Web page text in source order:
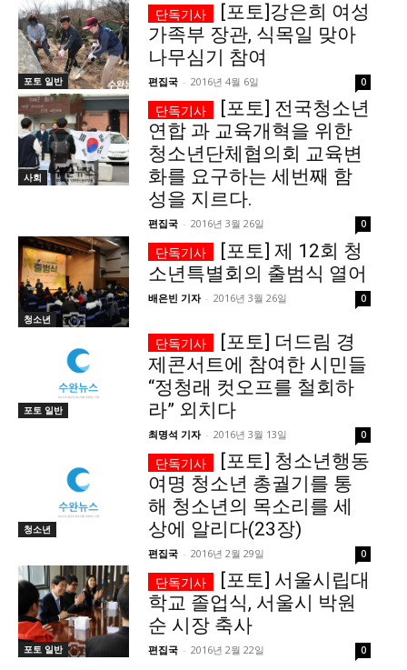
포토 일반
[포토]강은희 여성
가족부 장관, 식목일 맞아
나무심기 참여
편집국 - 2016년 4월 6일 0
사회
[포토] 전국청소년
연합 과 교육개혁을 위한
청소년단체협의회 교육변
화를 요구하는 세번째 함
성을 지르다.
편집국 - 2016년 3월 26일 0
청소년
[포토] 제 12회 청
소년특별회의 출범식 열어
배은빈 기자 - 2016년 3월 26일 0
포토 일반
[포토] 더드림 경
제콘서트에 참여한 시민들
“정청래 컷오프를 철회하
라” 외치다
최명석 기자 - 2016년 3월 13일 0
청소년
[포토] 청소년행동
여명 청소년 총궐기를 통
해 청소년의 목소리를 세
상에 알리다(23장)
편집국 - 2016년 2월 29일 0
포토 일반
[포토] 서울시립대
학교 졸업식, 서울시 박원
순 시장 축사
편집국 - 2016년 2월 22일 0